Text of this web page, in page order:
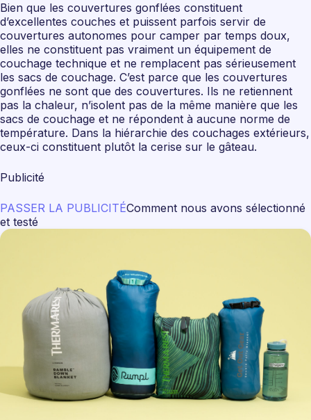
Bien que les couvertures gonflées constituent
d’excellentes couches et puissent parfois servir de
couvertures autonomes pour camper par temps doux,
elles ne constituent pas vraiment un équipement de
couchage technique et ne remplacent pas sérieusement
les sacs de couchage. C’est parce que les couvertures
gonflées ne sont que des couvertures. Ils ne retiennent
pas la chaleur, n’isolent pas de la même manière que les
sacs de couchage et ne répondent à aucune norme de
température. Dans la hiérarchie des couchages extérieurs,
ceux-ci constituent plutôt la cerise sur le gâteau.
Publicité
PASSER LA PUBLICITÉComment nous avons sélectionné
et testé